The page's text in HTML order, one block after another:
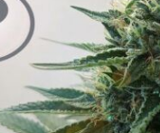
się z prawników,
do tego, że konopie
narkotyku było nie tylko
Polsce nikt się tą tematyką